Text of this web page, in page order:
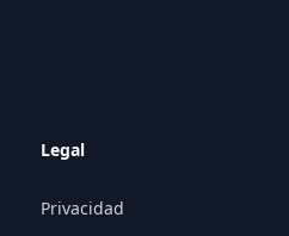
Legal
Privacidad